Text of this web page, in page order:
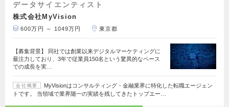
データサイエンティスト
株式会社MyVision
600万円 ～ 1049万円 東京都
【募集背景】 同社では創業以来デジタルマーケティングに
最注力しており、3年で従業員150名という驚異的なペース
での成長を実…
会社概要
MyVisionはコンサルティング・金融業界に特化した転職エージェン
トです。 当領域で業界随一の実績を残してきたトップエー…